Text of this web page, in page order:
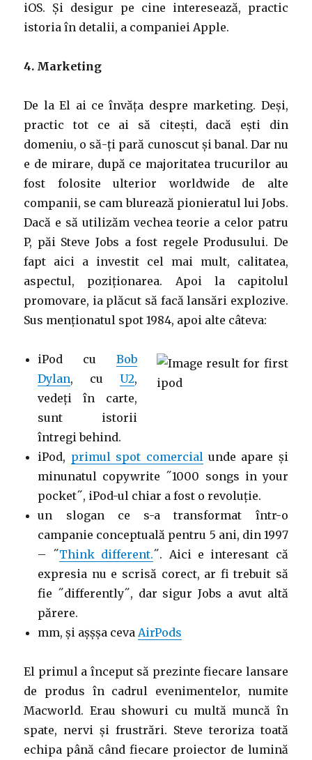
iOS. Și desigur pe cine interesează, practic
istoria în detalii, a companiei Apple.
4. Marketing
De la El ai ce învăța despre marketing. Deși,
practic tot ce ai să citești, dacă ești din
domeniu, o să-ți pară cunoscut și banal. Dar nu
e de mirare, după ce majoritatea trucurilor au
fost folosite ulterior worldwide de alte
companii, se cam blurează pionieratul lui Jobs.
Dacă e să utilizăm vechea teorie a celor patru
P, păi Steve Jobs a fost regele Produsului. De
fapt aici a investit cel mai mult, calitatea,
aspectul, poziționarea. Apoi la capitolul
promovare, ia plăcut să facă lansări explozive.
Sus menționatul spot 1984, apoi alte câteva:
iPod cu Bob
Dylan, cu U2,
vedeți în carte,
sunt istorii
întregi behind.
iPod, primul spot comercialunde apare și
minunatul copywrite ˝1000 songs in your
pocket˝, iPod-ul chiar a fost o revoluție.
un slogan ce s-a transformat într-o
campanie conceptuală pentru 5 ani, din 1997
– ˝Think different.˝. Aici e interesant că
expresia nu e scrisă corect, ar fi trebuit să
fie ˝differently˝, dar sigur Jobs a avut altă
părere.
mm, și așșșa cevaAirPods
El primul a început să prezinte fiecare lansare
de produs în cadrul evenimentelor, numite
Macworld. Erau showuri cu multă muncă în
spate, nervi și frustrări. Steve teroriza toată
echipa până când fiecare proiector de lumină